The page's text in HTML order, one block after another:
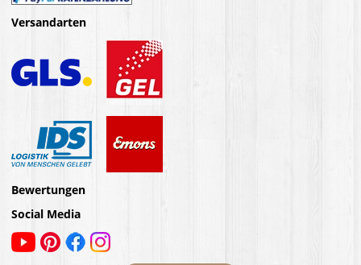
Versandarten
Bewertungen
Social Media